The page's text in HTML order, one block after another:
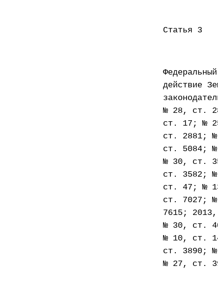
Статья 3
действие
№ 28, ст.
ст. 17; №
ст. 2881;
ст. 5084;
№ 30, ст.
ст. 3582;
ст. 47; №
ст. 7027;
7615;
№ 30, ст.
№ 10, ст.
ст. 3890;
№ 27, ст.